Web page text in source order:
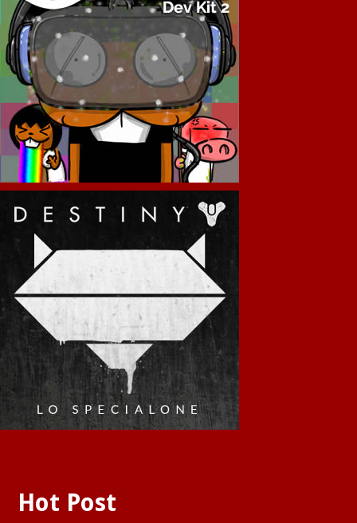
Hot Post